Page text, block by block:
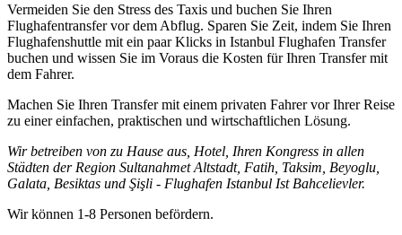
Vermeiden Sie den Stress des Taxis und buchen Sie Ihren
Flughafentransfer vor dem Abflug. Sparen Sie Zeit, indem Sie Ihren
Flughafenshuttle mit ein paar Klicks in Istanbul Flughafen Transfer
buchen und wissen Sie im Voraus die Kosten für Ihren Transfer mit
dem Fahrer.
Machen Sie Ihren Transfer mit einem privaten Fahrer vor Ihrer Reise
zu einer einfachen, praktischen und wirtschaftlichen Lösung.
Wir betreiben von zu Hause aus, Hotel, Ihren Kongress in allen
Städten der Region Sultanahmet Altstadt, Fatih, Taksim, Beyoglu,
Galata, Besiktas und Şişli - Flughafen Istanbul Ist Bahcelievler.
Wir können 1-8 Personen befördern.